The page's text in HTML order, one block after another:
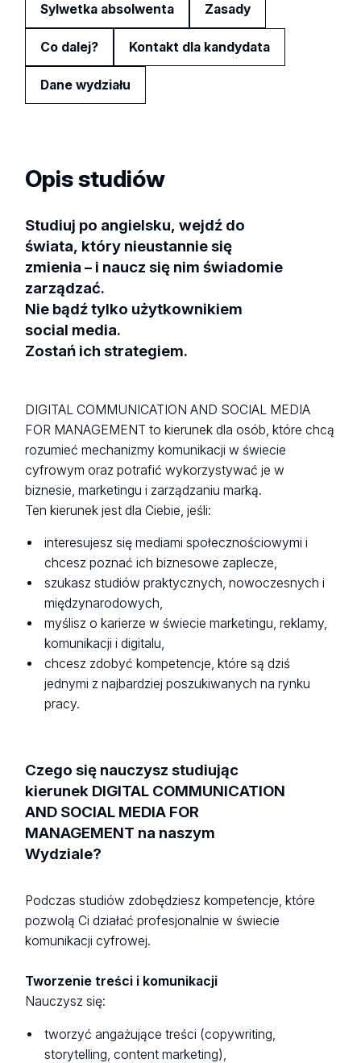
Sylwetka absolwenta Zasady
Co dalej? Kontakt dla kandydata
Dane wydziału
Opis studiów
Studiuj po angielsku, wejdź do
świata, który nieustannie się
zmienia – i naucz się nim świadomie
zarządzać.
Nie bądź tylko użytkownikiem
social media.
Zostań ich strategiem.
DIGITAL COMMUNICATION AND SOCIAL MEDIA
FOR MANAGEMENT to kierunek dla osób, które chcą
rozumieć mechanizmy komunikacji w świecie
cyfrowym oraz potrafić wykorzystywać je w
biznesie, marketingu i zarządzaniu marką.
Ten kierunek jest dla Ciebie, jeśli:
interesujesz się mediami społecznościowymi i
chcesz poznać ich biznesowe zaplecze,
szukasz studiów praktycznych, nowoczesnych i
międzynarodowych,
myślisz o karierze w świecie marketingu, reklamy,
komunikacji i digitalu,
chcesz zdobyć kompetencje, które są dziś
jednymi z najbardziej poszukiwanych na rynku
pracy.
Czego się nauczysz studiując
kierunek DIGITAL COMMUNICATION
AND SOCIAL MEDIA FOR
MANAGEMENT na naszym
Wydziale?
Podczas studiów zdobędziesz kompetencje, które
pozwolą Ci działać profesjonalnie w świecie
komunikacji cyfrowej.
Tworzenie treści i komunikacji
Nauczysz się:
tworzyć angażujące treści (copywriting,
storytelling, content marketing),